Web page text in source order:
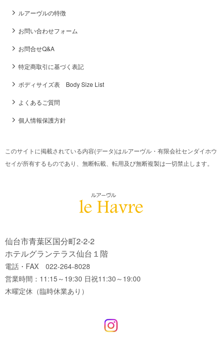
ルアーヴルの特徴
お問い合わせフォーム
お問合せQ&A
特定商取引に基づく表記
ボディサイズ表 Body Size List
よくあるご質問
個人情報保護方針
このサイトに掲載されている内容(データ)はルアーヴル・有限会社センダイホウ
セイが所有するものであり、無断転載、転用及び無断複製は一切禁止します。
仙台市青葉区国分町2-2-2
ホテルグランテラス仙台１階
電話・FAX 022-264-8028
営業時間：11:15～19:30 日祝11:30～19:00
木曜定休（臨時休業あり）